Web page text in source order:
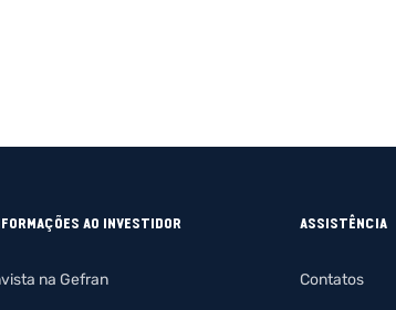
AO INVESTIDOR
na Gefran
ASSISTÊNCIA
Contatos